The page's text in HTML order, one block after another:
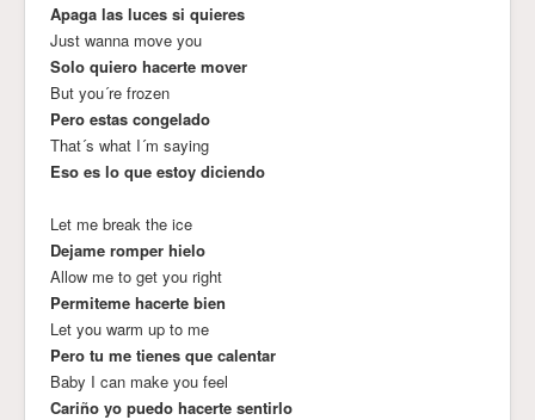
Apaga las luces si quieres
Just wanna move you
Solo quiero hacerte mover
But you´re frozen
Pero estas congelado
That´s what I´m saying
Eso es lo que estoy diciendo
Let me break the ice
Dejame romper hielo
Allow me to get you right
Permiteme hacerte bien
Let you warm up to me
Pero tu me tienes que calentar
Baby I can make you feel
Cariño yo puedo hacerte sentirlo